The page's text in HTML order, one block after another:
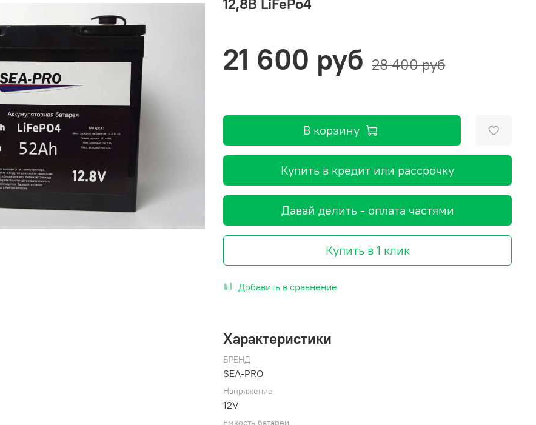
12,8В LiFePo4
21 600 руб 28 400 руб
В корзину
Купить в кредит или рассрочку
Давай делить - оплата частями
Купить в 1 клик
Добавить в сравнение
Характеристики
БРЕНД
SEA-PRO
Напряжение
12V